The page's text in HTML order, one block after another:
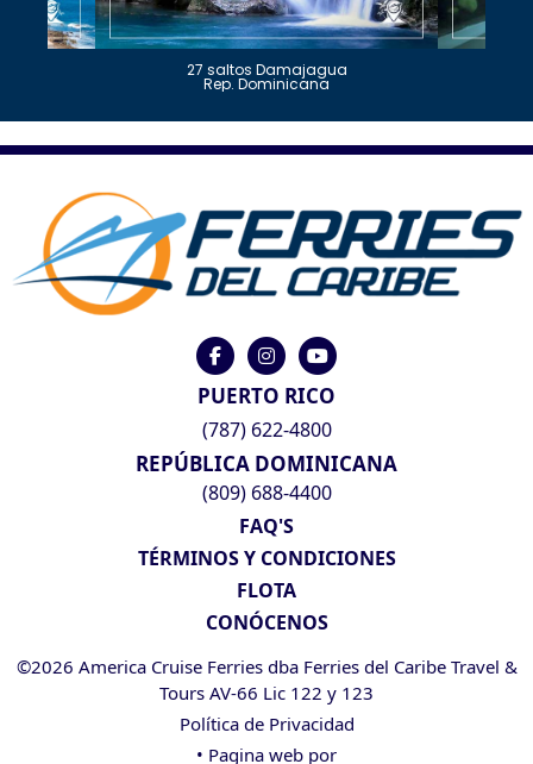
27 saltos Damajagua
Rep. Dominicana
PUERTO RICO
(787) 622-4800
REPÚBLICA DOMINICANA
(809) 688-4400
FAQ'S
TÉRMINOS Y CONDICIONES
FLOTA
CONÓCENOS
©2026 America Cruise Ferries dba Ferries del Caribe Travel &
Tours AV-66 Lic 122 y 123
Política de Privacidad
• Pagina web por